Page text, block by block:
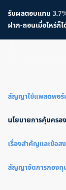
รับผลตอบแทน
ฝาก-ถอนเมื่อไหร่ก็
สัญญาใช้แพลตพอร์
นโยบายการคุ้มคร
เรื่องสำคัญและข้อส
สัญญาจัดการกองทุ